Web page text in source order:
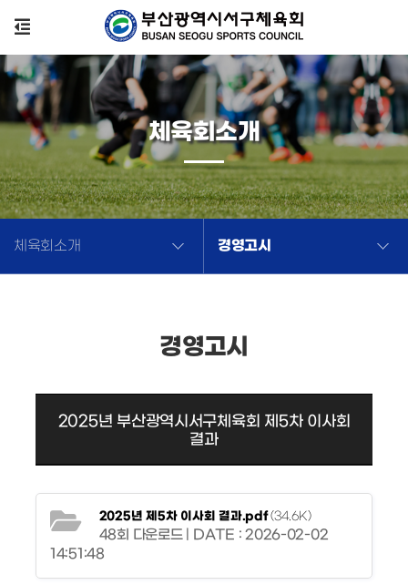
체육회소개 경영고시
체육회소개
경영고시
2025년 부산광역시서구체육회 제5차 이사회
결과
2025년 제5차 이사회 결과.pdf(34.6K)
48회 다운로드 | DATE : 2026-02-02
14:51:48